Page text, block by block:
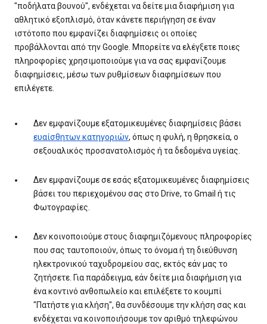
"ποδήλατα βουνού", ενδέχεται να δείτε μια διαφήμιση για
αθλητικό εξοπλισμό, όταν κάνετε περιήγηση σε έναν
ιστότοπο που εμφανίζει διαφημίσεις οι οποίες
προβάλλονται από την Google. Μπορείτε να ελέγξετε ποιες
πληροφορίες χρησιμοποιούμε για να σας εμφανίζουμε
διαφημίσεις, μέσω των ρυθμίσεων διαφημίσεων που
επιλέγετε.
Δεν εμφανίζουμε εξατομικευμένες διαφημίσεις βάσει
ευαίσθητων κατηγοριών, όπως η φυλή, η θρησκεία, ο
σεξουαλικός προσανατολισμός ή τα δεδομένα υγείας.
Δεν εμφανίζουμε σε εσάς εξατομικευμένες διαφημίσεις
βάσει του περιεχομένου σας στο Drive, το Gmail ή τις
Φωτογραφίες.
Δεν κοινοποιούμε στους διαφημιζόμενους πληροφορίες
που σας ταυτοποιούν, όπως το όνομα ή τη διεύθυνση
ηλεκτρονικού ταχυδρομείου σας, εκτός εάν μας το
ζητήσετε. Για παράδειγμα, εάν δείτε μια διαφήμιση για
ένα κοντινό ανθοπωλείο και επιλέξετε το κουμπί
"Πατήστε για κλήση", θα συνδέσουμε την κλήση σας και
ενδέχεται να κοινοποιήσουμε τον αριθμό τηλεφώνου